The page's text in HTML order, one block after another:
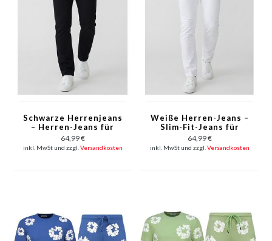
Schwarze Herrenjeans
– Herren-Jeans für
Erwachsene – Jeans in
normaler Passform –
Stretch-Jeans YG-
64,99 €
inkl. MwSt und zzgl. Versandkosten
Weiße Herren-Jeans –
Slim-Fit-Jeans für
Herren – Stretch-
Jeans für Herren –
Weiße Herren-Jeans
64,99 €
inkl. MwSt und zzgl. Versandkosten